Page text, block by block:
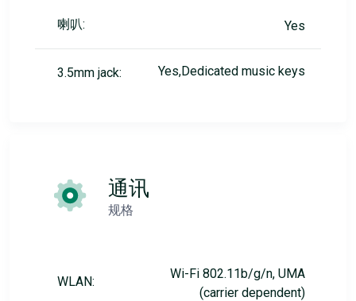
喇叭: Yes
3.5mm jack: Yes,Dedicated music keys
通讯
规格
WLAN:
Wi-Fi 802.11b/g/n, UMA
(carrier dependent)